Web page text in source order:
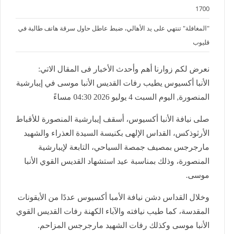
1700
"المغافلة" تنتهي على يد الأهالي، ضبط عاطل حاول سرقة هاتف طالبة في
قليوب
نعرض لكم زوارنا أهم وأحدث الأخبار فى المقال الاتي:
الأنبا أكسيوس يطيب رفات القديس الأنبا موسى في إيبارشية
المنصورة, اليوم السبت 4 يوليو 2026 04:30 مساءً
صلى نيافة الأنبا أكسيوس، أسقف إيبارشية المنصورة للأقباط
الأرثوذكس، القداس الإلهى بكنيسة السيدة العذراء والشهيد
مارجرجس بمصيف جمصة السياحي، التابعة لإيبارشية
المنصورة، وذلك بمناسبة عيد استشهاد القديس القوي الأنبا
موسى.
وخلال القداس دشن نيافة الأمبا أكسيوس عددًا من الأيقونات
المقدسة، كما طيب نيافته والآباء الكهنة رفات القديس القوي
الأنبا موسى وكذلك رفات الشهيد مارجرجس المزاحم.